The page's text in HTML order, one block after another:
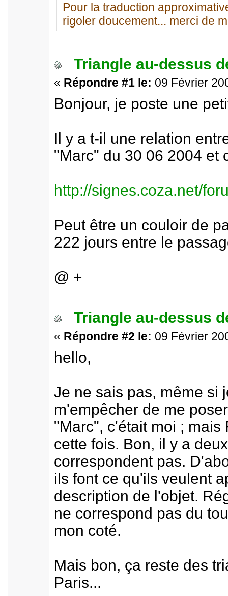
Pour la traduction
rigoler doucement... merci de
Triangle au-dessus
« Répondre #1 le: 09 Février
Bonjour, je poste une
Il y a t-il une relation
"Marc" du 30 06 2004 et
http://signes.coza.net/
Peut être un couloir de
222 jours entre le
@ +
Triangle au-dessus
« Répondre #2 le: 09 Février
hello,
Je ne sais pas, même si
m'empêcher de me
"Marc", c'était moi ;
cette fois. Bon, il y a
correspondent pas.
ils font ce qu'ils veulent
description de l'objet.
ne correspond pas du
mon coté.
Mais bon, ça reste des
Paris...